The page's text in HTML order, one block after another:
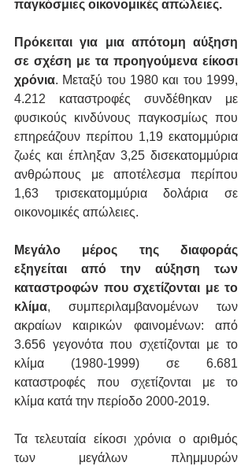
παγκόσμιες οικονομικές απώλειες.
Πρόκειται για μια απότομη αύξηση
σε σχέση με τα προηγούμενα είκοσι
χρόνια. Μεταξύ του 1980 και του 1999,
4.212 καταστροφές συνδέθηκαν με
φυσικούς κινδύνους παγκοσμίως που
επηρεάζουν περίπου 1,19 εκατομμύρια
ζωές και έπληξαν 3,25 δισεκατομμύρια
ανθρώπους με αποτέλεσμα περίπου
1,63 τρισεκατομμύρια δολάρια σε
οικονομικές απώλειες.
Μεγάλο μέρος της διαφοράς
εξηγείται από την αύξηση των
καταστροφών που σχετίζονται με το
κλίμα, συμπεριλαμβανομένων των
ακραίων καιρικών φαινομένων: από
3.656 γεγονότα που σχετίζονται με το
κλίμα (1980-1999) σε 6.681
καταστροφές που σχετίζονται με το
κλίμα κατά την περίοδο 2000-2019.
Τα τελευταία είκοσι χρόνια ο αριθμός
των μεγάλων πλημμυρών